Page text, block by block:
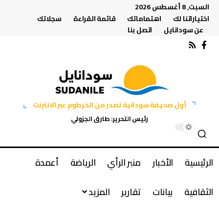
السبت, 8 أغسطس 2026
اختياراتنا لك
اهتماماتك قائمة القراءة
سجلاتك
عن سودانايل
اتصل بنا
أول صحيفة سودانية تصدر من الخرطوم عبر الانترنت
رئيس التحرير: طارق الجزولي
الرئيسية الأخبار منبر الرأي الرياضة
أعمدة
الثقافية
بيانات تقارير المزيد